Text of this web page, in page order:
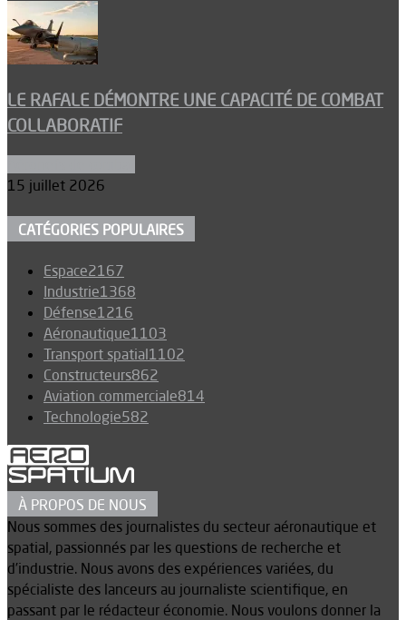
LE RAFALE DÉMONTRE UNE CAPACITÉ DE COMBAT
COLLABORATIF
15 juillet 2026
CATÉGORIES POPULAIRES
Espace2167
Industrie1368
Défense1216
Aéronautique1103
Transport spatial1102
Constructeurs862
Aviation commerciale814
Technologie582
À PROPOS DE NOUS
Nous sommes des journalistes du secteur aéronautique et
spatial, passionnés par les questions de recherche et
d’industrie. Nous avons des expériences variées, du
spécialiste des lanceurs au journaliste scientifique, en
passant par le rédacteur économie. Nous voulons donner la